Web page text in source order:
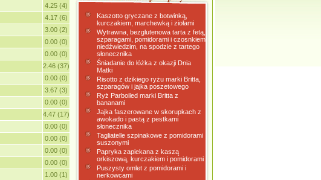
4.25 (4)
4.17 (6)
3.00 (2)
0.00 (0)
0.00 (0)
2.46 (37)
0.00 (0)
3.67 (3)
0.00 (0)
4.47 (17)
0.00 (0)
0.00 (0)
0.00 (0)
0.00 (0)
1.00 (1)
Kaszotto gryczane z botwinką,
kurczakiem, marchewką i ziołami
Wytrawna, bezglutenowa tarta z fetą,
szparagami, pomidorami i czosnkiem
niedźwiedzim, na spodzie z tartego
słonecznika
Śniadanie do łóżka z okazji Dnia
Matki
Risotto z dzikiego ryżu marki Britta,
szparagów i jajka poszetowego
Ryż Parboiled marki Britta z
bananami
Jajka faszerowane w skorupkach z
awokado i pastą z pestkami
słonecznika
Tagliatelle szpinakowe z pomidorami
suszonymi
Papryka zapiekana z kaszą
orkiszową, kurczakiem i pomidorami
Puszysty omlet z pomidorami i
nerkowcami